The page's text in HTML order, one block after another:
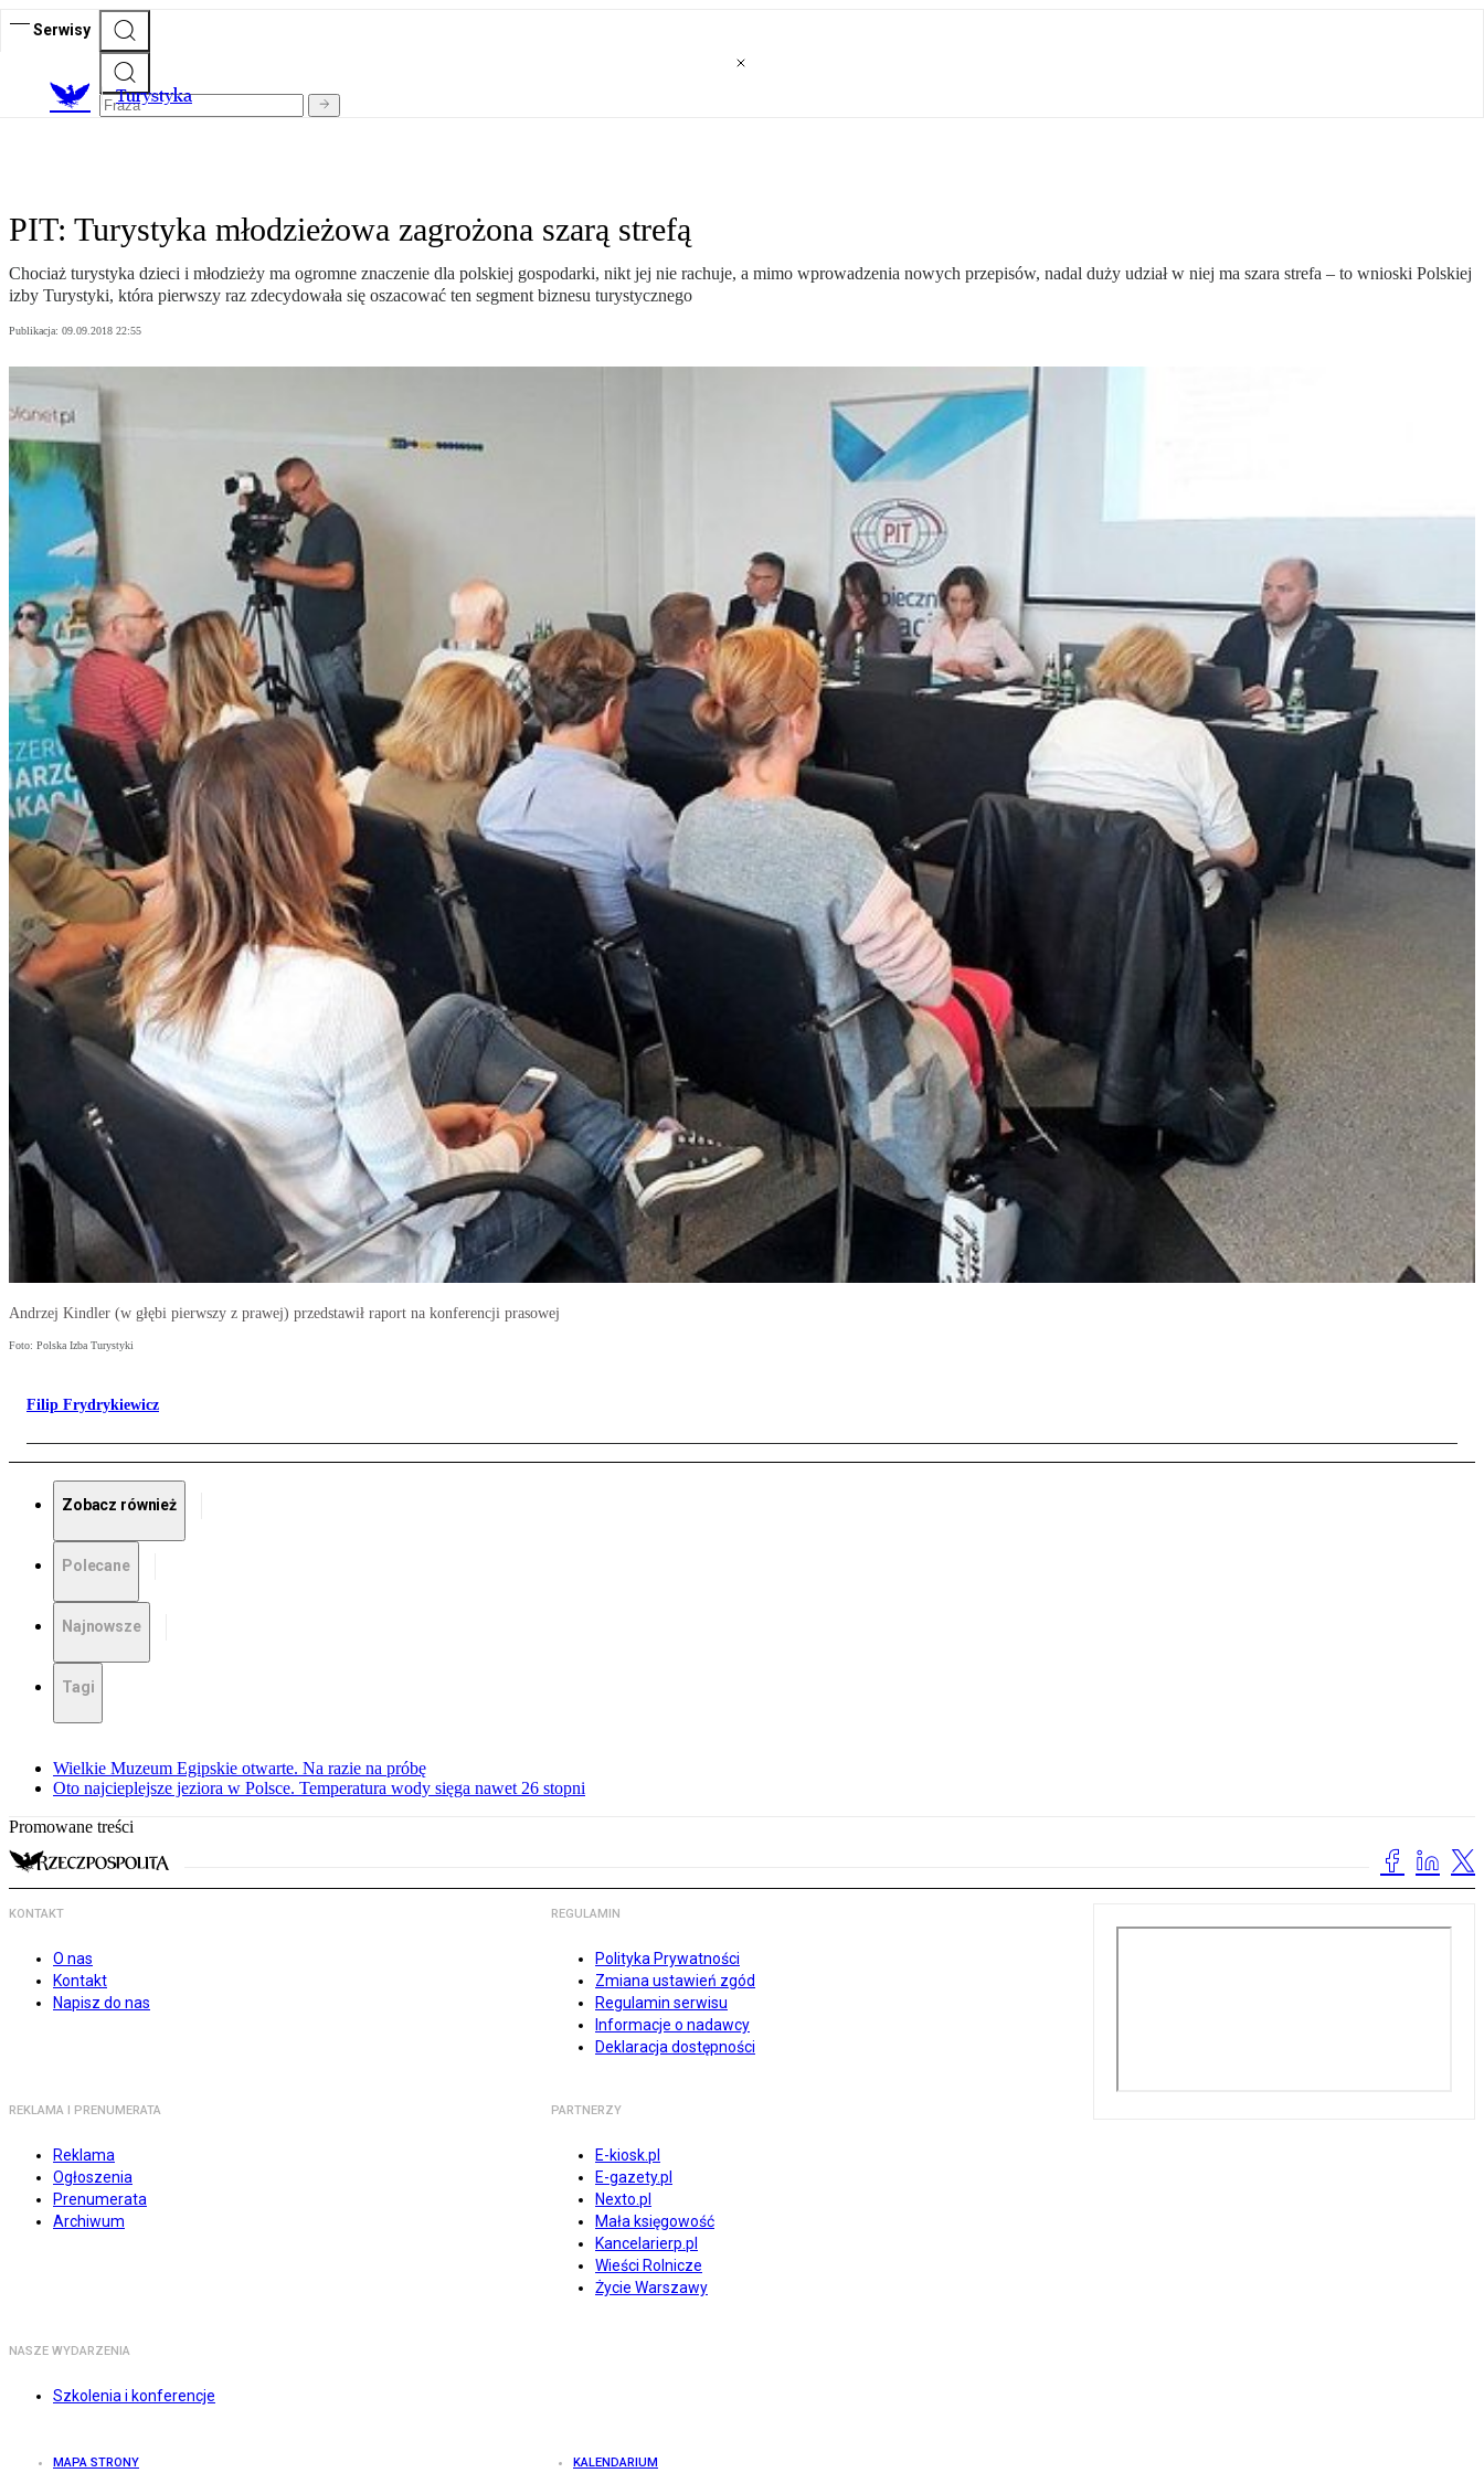
Serwisy
Turystyka
PIT: Turystyka młodzieżowa zagrożona szarą strefą
Chociaż turystyka dzieci i młodzieży ma ogromne znaczenie dla polskiej gospodarki, nikt jej nie rachuje, a mimo wprowadzenia nowych przepisów, nadal duży udział w niej ma szara strefa – to wnioski Polskiej
izby Turystyki, która pierwszy raz zdecydowała się oszacować ten segment biznesu turystycznego
Publikacja: 09.09.2018 22:55
Andrzej Kindler (w głębi pierwszy z prawej) przedstawił raport na konferencji prasowej
Foto: Polska Izba Turystyki
Filip Frydrykiewicz
Zobacz również
Polecane
Najnowsze
Tagi
Wielkie Muzeum Egipskie otwarte. Na razie na próbę
Oto najcieplejsze jeziora w Polsce. Temperatura wody sięga nawet 26 stopni
Promowane treści
KONTAKT
O nas
Kontakt
Napisz do nas
REGULAMIN
Polityka Prywatności
Zmiana ustawień zgód
Regulamin serwisu
Informacje o nadawcy
Deklaracja dostępności
REKLAMA I PRENUMERATA
Reklama
Ogłoszenia
Prenumerata
Archiwum
PARTNERZY
E-kiosk.pl
E-gazety.pl
Nexto.pl
Mała księgowość
Kancelarierp.pl
Wieści Rolnicze
Życie Warszawy
NASZE WYDARZENIA
Szkolenia i konferencje
MAPA STRONY KALENDARIUM